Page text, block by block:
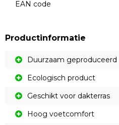
EAN code
Productinformatie
Duurzaam geproduceerd
Ecologisch product
Geschikt voor dakterras
Hoog voetcomfort